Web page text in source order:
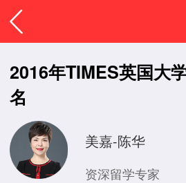
2016年TIMES英国大
名
美嘉-陈华
资深留学专家